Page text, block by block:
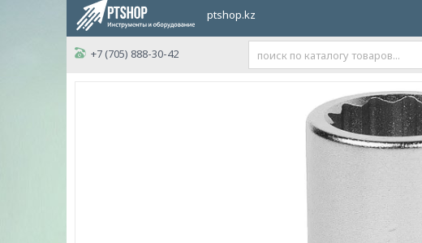
ptshop.kz
+7 (705) 888-30-42